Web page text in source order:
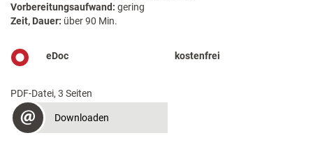
Vorbereitungsaufwand: gering
Zeit, Dauer: über 90 Min.
eDoc kostenfrei
PDF-Datei, 3 Seiten
Downloaden